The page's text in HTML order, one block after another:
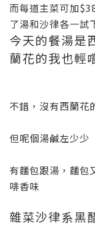
而每道主菜可加
了湯和沙律各一試
今天的餐湯是
蘭花的我也輕
不錯，沒有西蘭花
但呢個湯鹹左少少
有麵包跟湯，麵包
啡香味
雜菜沙律系黑